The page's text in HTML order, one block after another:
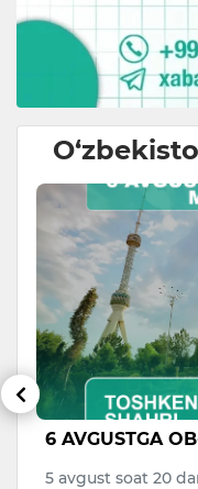
6 AVGUSTGA
5 avgust soat 20